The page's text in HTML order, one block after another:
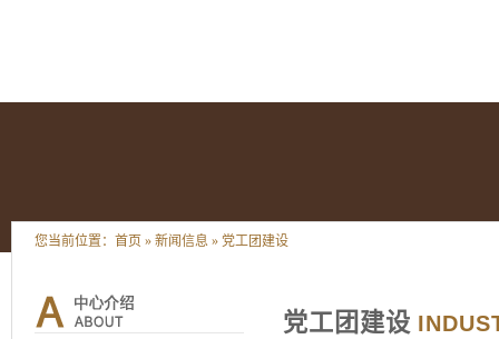
您当前位置： 首页 » 新闻信息 » 党工团建设
党工团建设